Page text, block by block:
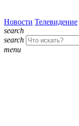
Новости Телевидение
search
search
menu